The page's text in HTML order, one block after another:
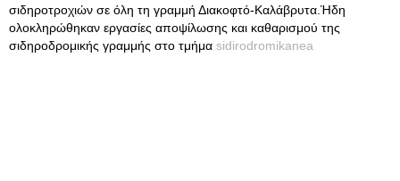
σιδηροτροχιών σε όλη τη γραμμή Διακοφτό-Καλάβρυτα.Ήδη
ολοκληρώθηκαν εργασίες αποψίλωσης και καθαρισμού της
σιδηροδρομικής γραμμής στο τμήμα sidirodromikanea